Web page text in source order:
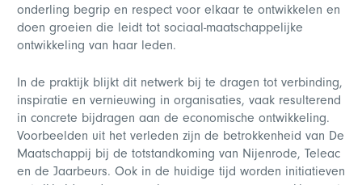
onderling begrip en respect voor elkaar te ontwikkelen en
doen groeien die leidt tot sociaal-maatschappelijke
ontwikkeling van haar leden.
In de praktijk blijkt dit netwerk bij te dragen tot verbinding,
inspiratie en vernieuwing in organisaties, vaak resulterend
in concrete bijdragen aan de economische ontwikkeling.
Voorbeelden uit het verleden zijn de betrokkenheid van De
Maatschappij bij de totstandkoming van Nijenrode, Teleac
en de Jaarbeurs. Ook in de huidige tijd worden initiatieven